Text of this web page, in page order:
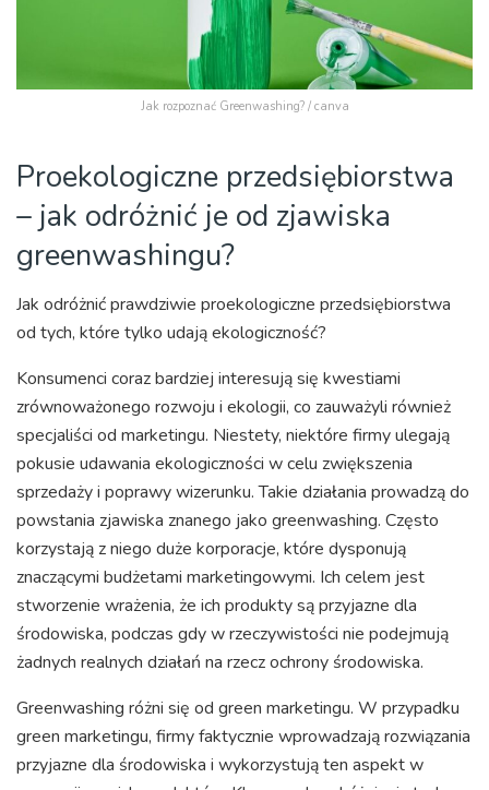
Jak rozpoznać Greenwashing? / canva
Proekologiczne przedsiębiorstwa
– jak odróżnić je od zjawiska
greenwashingu?
Jak odróżnić prawdziwie proekologiczne przedsiębiorstwa
od tych, które tylko udają ekologiczność?
Konsumenci coraz bardziej interesują się kwestiami
zrównoważonego rozwoju i ekologii, co zauważyli również
specjaliści od marketingu. Niestety, niektóre firmy ulegają
pokusie udawania ekologiczności w celu zwiększenia
sprzedaży i poprawy wizerunku. Takie działania prowadzą do
powstania zjawiska znanego jako greenwashing. Często
korzystają z niego duże korporacje, które dysponują
znaczącymi budżetami marketingowymi. Ich celem jest
stworzenie wrażenia, że ich produkty są przyjazne dla
środowiska, podczas gdy w rzeczywistości nie podejmują
żadnych realnych działań na rzecz ochrony środowiska.
Greenwashing różni się od green marketingu. W przypadku
green marketingu, firmy faktycznie wprowadzają rozwiązania
przyjazne dla środowiska i wykorzystują ten aspekt w